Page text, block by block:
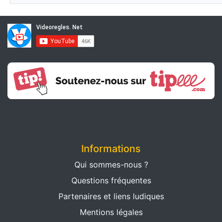
Informations
Qui sommes-nous ?
Questions fréquentes
Partenaires et liens ludiques
Mentions légales